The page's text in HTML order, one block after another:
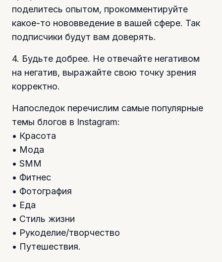
поделитесь опытом, прокомментируйте
какое-то нововведение в вашей сфере. Так
подписчики будут вам доверять.
4. Будьте добрее. Не отвечайте негативом
на негатив, выражайте свою точку зрения
корректно.
Напоследок перечислим самые популярные
темы блогов в Instagram:
• Красота
• Мода
• SMM
• Фитнес
• Фотография
• Еда
• Стиль жизни
• Рукоделие/творчество
• Путешествия.